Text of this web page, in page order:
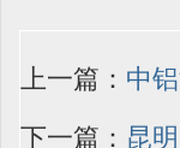
上一篇： 中
下一篇： 昆